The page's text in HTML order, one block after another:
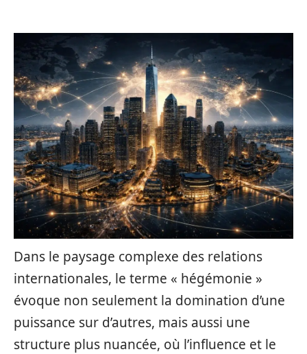
Dans le paysage complexe des relations
internationales, le terme « hégémonie »
évoque non seulement la domination d’une
puissance sur d’autres, mais aussi une
structure plus nuancée, où l’influence et le